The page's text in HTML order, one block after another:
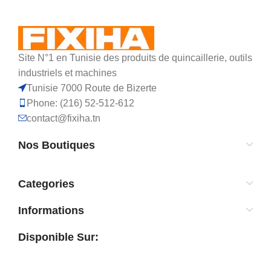
Site N°1 en Tunisie des produits de quincaillerie, outils
industriels et machines
Tunisie 7000 Route de Bizerte
Phone: (216) 52-512-612
contact@fixiha.tn
Nos Boutiques
Categories
Informations
Disponible Sur: